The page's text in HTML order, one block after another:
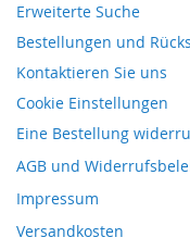
Erweiterte Suche
Bestellungen und
Kontaktieren Sie uns
Cookie Einstellungen
Eine Bestellung
AGB und
Impressum
Versandkosten